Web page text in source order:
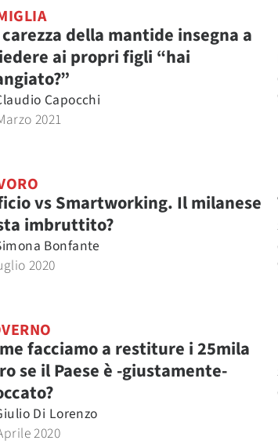
della mantide insegna a
ai propri figli “hai
Capocchi
2021
vs Smartworking. Il milanese
imbruttito?
Bonfante
2020
facciamo a restiture i 25mila
se il Paese è -giustamente-
Di Lorenzo
2020